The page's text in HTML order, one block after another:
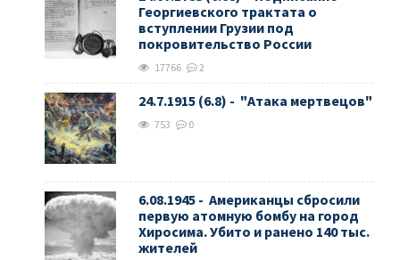
Георгиевского трактата о
вступлении Грузии под
покровительство России
17766 2
24.7.1915 (6.8) - "Атака мертвецов"
753 0
6.08.1945 - Американцы сбросили
первую атомную бомбу на город
Хиросима. Убито и ранено 140 тыс.
жителей